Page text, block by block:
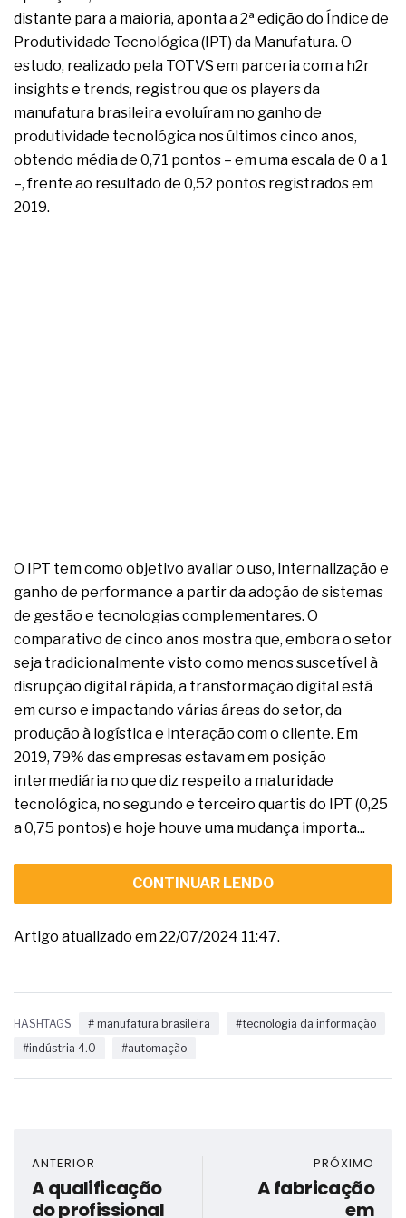
distante para a maioria, aponta a 2ª edição do Índice de
Produtividade Tecnológica (IPT) da Manufatura. O
estudo, realizado pela TOTVS em parceria com a h2r
insights e trends, registrou que os players da
manufatura brasileira evoluíram no ganho de
produtividade tecnológica nos últimos cinco anos,
obtendo média de 0,71 pontos – em uma escala de 0 a 1
–, frente ao resultado de 0,52 pontos registrados em
2019.
O IPT tem como objetivo avaliar o uso, internalização e
ganho de performance a partir da adoção de sistemas
de gestão e tecnologias complementares. O
comparativo de cinco anos mostra que, embora o setor
seja tradicionalmente visto como menos suscetível à
disrupção digital rápida, a transformação digital está
em curso e impactando várias áreas do setor, da
produção à logística e interação com o cliente. Em
2019, 79% das empresas estavam em posição
intermediária no que diz respeito a maturidade
tecnológica, no segundo e terceiro quartis do IPT (0,25
a 0,75 pontos) e hoje houve uma mudança importa...
CONTINUAR LENDO
Artigo atualizado em 22/07/2024 11:47.
HASHTAGS # manufatura brasileira
#tecnologia da informação
#indústria 4.0
#automação
ANTERIOR
A qualificação
do profissional
PRÓXIMO
A fabricação
em